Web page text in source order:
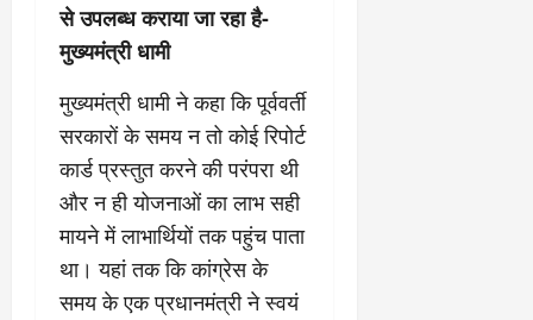
से उपलब्ध कराया जा रहा है-
मुख्यमंत्री धामी
मुख्यमंत्री धामी ने कहा कि पूर्ववर्ती
सरकारों के समय न तो कोई रिपोर्ट
कार्ड प्रस्तुत करने की परंपरा थी
और न ही योजनाओं का लाभ सही
मायने में लाभार्थियों तक पहुंच पाता
था। यहां तक कि कांग्रेस के
समय के एक प्रधानमंत्री ने स्वयं